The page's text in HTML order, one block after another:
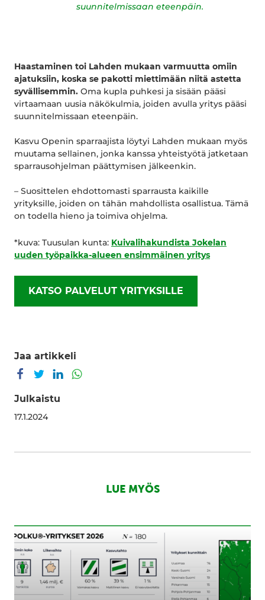
suunnitelmissaan eteenpäin.
Haastaminen toi Lahden mukaan varmuutta omiin
ajatuksiin, koska se pakotti miettimään niitä astetta
syvällisemmin. Oma kupla puhkesi ja sisään pääsi
virtaamaan uusia näkökulmia, joiden avulla yritys pääsi
suunnitelmissaan eteenpäin.
Kasvu Openin sparraajista löytyi Lahden mukaan myös
muutama sellainen, jonka kanssa yhteistyötä jatketaan
sparrausohjelman päättymisen jälkeenkin.
– Suosittelen ehdottomasti sparrausta kaikille
yrityksille, joiden on tähän mahdollista osallistua. Tämä
on todella hieno ja toimiva ohjelma.
*kuva: Tuusulan kunta: Kuivalihakundista Jokelan
uuden työpaikka-alueen ensimmäinen yritys
KATSO PALVELUT YRITYKSILLE
Jaa artikkeli
Jaa Facebookissa
Jaa TwitterissäJaa LinkedInissä
Julkaistu
17.1.2024
LUE MYÖS
180
kasvun
nälkäistä
yritystä
ottaa